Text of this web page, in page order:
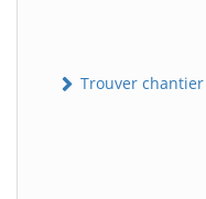
Trouver